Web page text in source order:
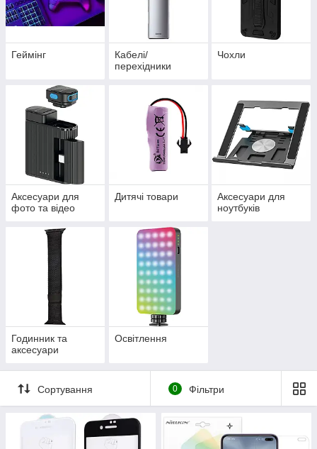
Геймінг
Кабелі/
перехідники
Чохли
Аксесуари для
фото та відео
Дитячі товари
Аксесуари для
ноутбуків
Годинник та
аксесуари
Освітлення
Сортування 0 Фільтри